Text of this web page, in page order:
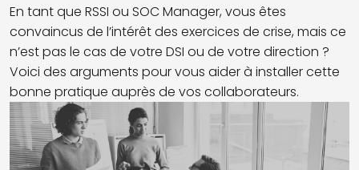
En tant que RSSI ou SOC Manager, vous êtes
convaincus de l’intérêt des exercices de crise, mais ce
n’est pas le cas de votre DSI ou de votre direction ?
Voici des arguments pour vous aider à installer cette
bonne pratique auprès de vos collaborateurs.